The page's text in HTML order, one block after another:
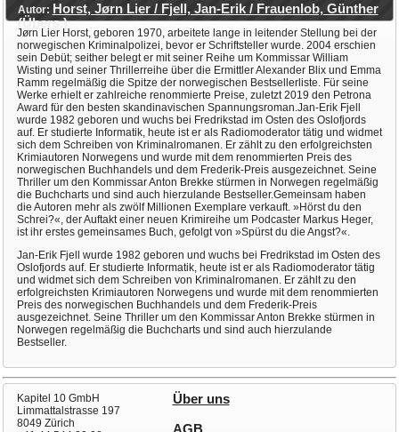
Autor: Horst, Jørn Lier / Fjell, Jan-Erik / Frauenlob, Günther
(Übers.)
Jørn Lier Horst, geboren 1970, arbeitete lange in leitender Stellung bei der
norwegischen Kriminalpolizei, bevor er Schriftsteller wurde. 2004 erschien
sein Debüt; seither belegt er mit seiner Reihe um Kommissar William
Wisting und seiner Thrillerreihe über die Ermittler Alexander Blix und Emma
Ramm regelmäßig die Spitze der norwegischen Bestsellerliste. Für seine
Werke erhielt er zahlreiche renommierte Preise, zuletzt 2019 den Petrona
Award für den besten skandinavischen Spannungsroman.Jan-Erik Fjell
wurde 1982 geboren und wuchs bei Fredrikstad im Osten des Oslofjords
auf. Er studierte Informatik, heute ist er als Radiomoderator tätig und widmet
sich dem Schreiben von Kriminalromanen. Er zählt zu den erfolgreichsten
Krimiautoren Norwegens und wurde mit dem renommierten Preis des
norwegischen Buchhandels und dem Frederik-Preis ausgezeichnet. Seine
Thriller um den Kommissar Anton Brekke stürmen in Norwegen regelmäßig
die Buchcharts und sind auch hierzulande Bestseller.Gemeinsam haben
die Autoren mehr als zwölf Millionen Exemplare verkauft. »Hörst du den
Schrei?«, der Auftakt einer neuen Krimireihe um Podcaster Markus Heger,
ist ihr erstes gemeinsames Buch, gefolgt von »Spürst du die Angst?«.
Jan-Erik Fjell wurde 1982 geboren und wuchs bei Fredrikstad im Osten des
Oslofjords auf. Er studierte Informatik, heute ist er als Radiomoderator tätig
und widmet sich dem Schreiben von Kriminalromanen. Er zählt zu den
erfolgreichsten Krimiautoren Norwegens und wurde mit dem renommierten
Preis des norwegischen Buchhandels und dem Frederik-Preis
ausgezeichnet. Seine Thriller um den Kommissar Anton Brekke stürmen in
Norwegen regelmäßig die Buchcharts und sind auch hierzulande
Bestseller.
Kapitel 10 GmbH
Limmattalstrasse 197
8049 Zürich
Über uns
AGB